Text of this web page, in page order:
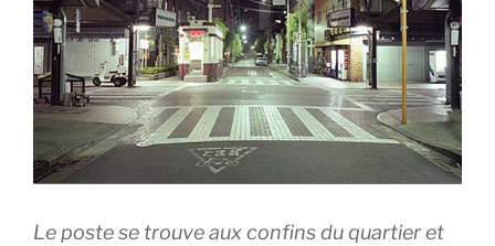
Le poste se trouve aux confins du quartier et